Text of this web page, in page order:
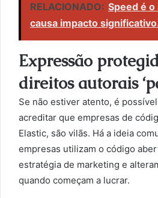
RELACIONADO: Speed é
causa impacto
Expressão
direitos autorais
Se não estiver atento, é
acreditar que empresas de
Elastic, são vilãs. Há a ideia
empresas utilizam o código
estratégia de marketing e
quando começam a lucrar.